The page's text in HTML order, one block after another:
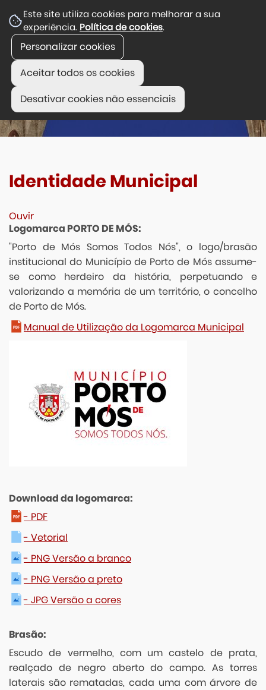
Este site utiliza cookies para melhorar a sua
experiência. Política de cookies.
Personalizar cookies
Aceitar todos os cookies
Desativar cookies não essenciais
Identidade Municipal
Ouvir
Logomarca PORTO DE MÓS:
"Porto de Mós Somos Todos Nós", o logo/brasão
institucional do Município de Porto de Mós assume-
se como herdeiro da história, perpetuando e
valorizando a memória de um território, o concelho
de Porto de Mós.
Manual de Utilização da Logomarca Municipal
Download da logomarca:
- PDF
- Vetorial
- PNG Versão a branco
- PNG Versão a preto
- JPG Versão a cores
Brasão:
Escudo de vermelho, com um castelo de prata,
realçado de negro aberto do campo. As torres
laterais são rematadas, cada uma com árvore de